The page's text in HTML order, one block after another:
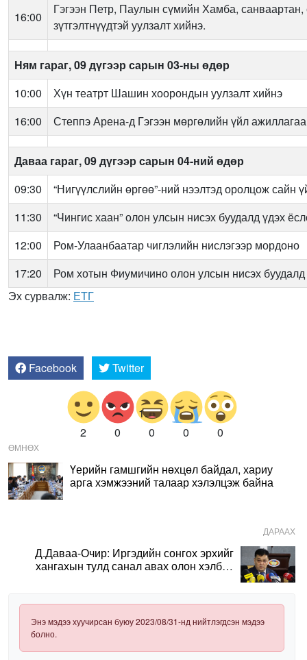
16:00
Гэгээн Петр, Паулын сүмийн Хамба,
зүтгэлтнүүдтэй уулзалт хийнэ.
Ням гараг,09 дүгээр сарын 03-ны өдөр
10:00
Хүн театрт Шашин хоорондын уулзалт хийнэ
16:00
Степпэ Арена-д Гэгээн мөргөлийн үйл ажиллагаа
Даваа гараг,09 дүгээр сарын 04-ний өдөр
09:30
“Нигүүлслийн өргөө”-ний нээлтэд оролцож сайн
11:30
“Чингис хаан” олон улсын нисэх буудалдүдэх
12:00
Ром-Улаанбаатар чиглэлийн нислэгээр мордоно
17:20
Ром хотын Фиумичино олон улсын нисэх буудалд
Эх сурвалж: ЕТГ
Facebook Twitter
2 0 0 0 0
ӨМНӨХ
Үерийн гамшгийн нөхцөл байдал, хариу
арга хэмжээний талаар хэлэлцэж байна
ДАРААХ
Д.Даваа-Очир: Иргэдийн сонгох эрхийг
хангахын тулд санал авах олон хэлбэр
Энэ мэдээ хуучирсан буюу 2023/08/31-нд нийтлэгдсэн мэдээ
болно.